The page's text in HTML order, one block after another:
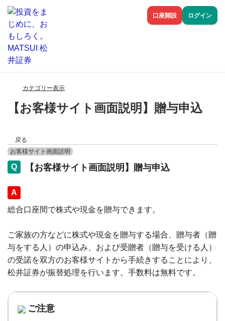
口座開設 ログイン
カテゴリー表示
【お客様サイト画面説明】贈与申込
戻る
お客様サイト画面説明
【お客様サイト画面説明】贈与申込
回答
総合口座間で株式や現金を贈与できます。
ご家族の方などに株式や現金を贈与する場合、贈与者（贈
与をする人）の申込み、および受贈者（贈与を受ける人）
の受諾を双方のお客様サイトから手続きすることにより、
松井証券が振替処理を行います。手数料は無料です。
ご注意